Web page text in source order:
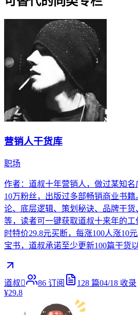
营销人干货库
职场
作者：道叔十年营销人，做过某知名
10万粉丝，出版过多部畅销商业书
论、底层逻辑、策划秘诀、品牌干
等，读者可一键获取道叔十来年的工
时特价29.8元买断，每涨100人涨10
宝书，道叔承诺至少更新100篇干货以
道叔 86 订阅 128 篇04/18 收录
¥29.8